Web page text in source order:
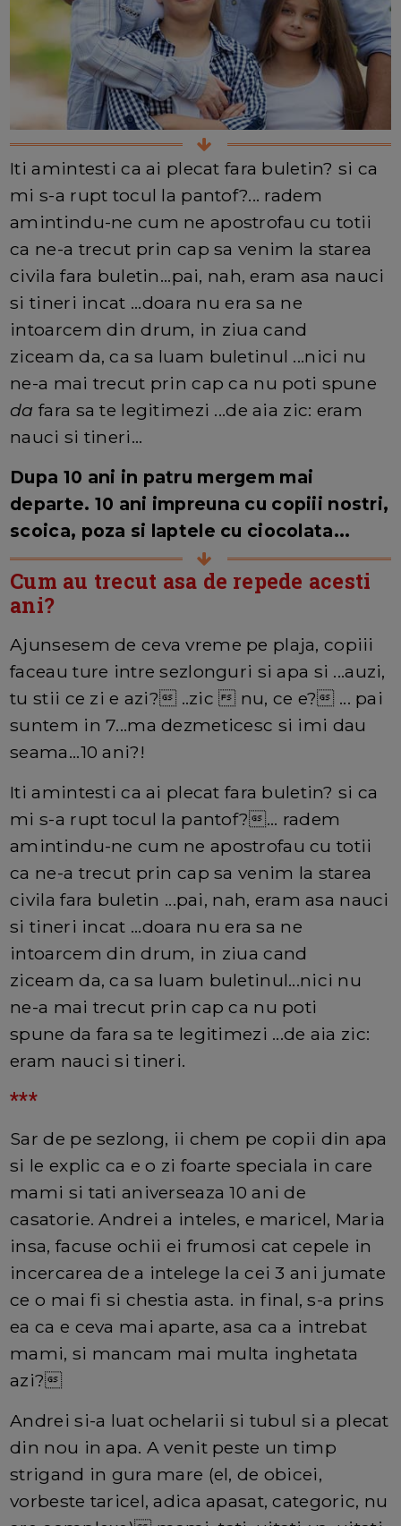
Iti amintesti ca ai plecat fara buletin? si ca
mi s-a rupt tocul la pantof?... radem
amintindu-ne cum ne apostrofau cu totii
ca ne-a trecut prin cap sa venim la starea
civila fara buletin...pai, nah, eram asa nauci
si tineri incat ...doara nu era sa ne
intoarcem din drum, in ziua cand
ziceam da, ca sa luam buletinul ...nici nu
ne-a mai trecut prin cap ca nu poti spune
dafara sa te legitimezi ...de aia zic: eram
nauci si tineri...
Dupa 10 ani in patru mergem mai
departe. 10 ani impreuna cu copiii nostri,
scoica, poza si laptele cu ciocolata...
Cum au trecut asa de repede acesti
ani?
Ajunsesem de ceva vreme pe plaja, copiii
faceau ture intre sezlonguri si apa si ...auzi,
tu stii ce zi e azi? ..zic  nu, ce e? ... pai
suntem in 7...ma dezmeticesc si imi dau
seama...10 ani?!
Iti amintesti ca ai plecat fara buletin? si ca
mi s-a rupt tocul la pantof?... radem
amintindu-ne cum ne apostrofau cu totii
ca ne-a trecut prin cap sa venim la starea
civila fara buletin ...pai, nah, eram asa nauci
si tineri incat ...doara nu era sa ne
intoarcem din drum, in ziua cand
ziceam da, ca sa luam buletinul...nici nu
ne-a mai trecut prin cap ca nu poti
spune da fara sa te legitimezi ...de aia zic:
eram nauci si tineri.
***
Sar de pe sezlong, ii chem pe copii din apa
si le explic ca e o zi foarte speciala in care
mami si tati aniverseaza 10 ani de
casatorie. Andrei a inteles, e maricel, Maria
insa, facuse ochii ei frumosi cat cepele in
incercarea de a intelege la cei 3 ani jumate
ce o mai fi si chestia asta. in final, s-a prins
ea ca e ceva mai aparte, asa ca a intrebat
mami, si mancam mai multa inghetata
azi?
Andrei si-a luat ochelarii si tubul si a plecat
din nou in apa. A venit peste un timp
strigand in gura mare (el, de obicei,
vorbeste taricel, adica apasat, categoric, nu